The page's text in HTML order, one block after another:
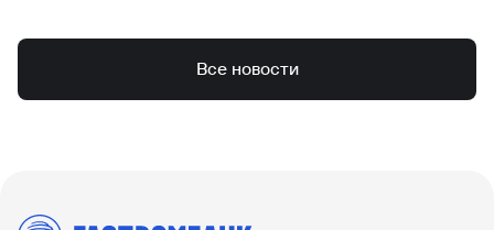
Все новости